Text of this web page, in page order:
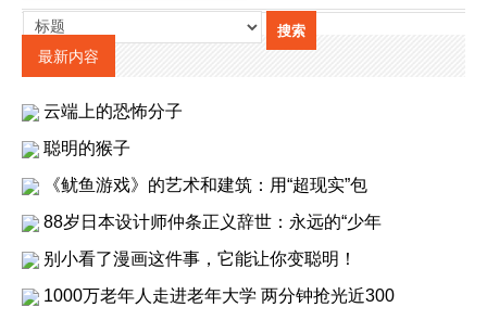
最新内容
云端上的恐怖分子
聪明的猴子
《鱿鱼游戏》的艺术和建筑：用“超现实”包
88岁日本设计师仲条正义辞世：永远的“少年
别小看了漫画这件事，它能让你变聪明！
1000万老年人走进老年大学 两分钟抢光近300